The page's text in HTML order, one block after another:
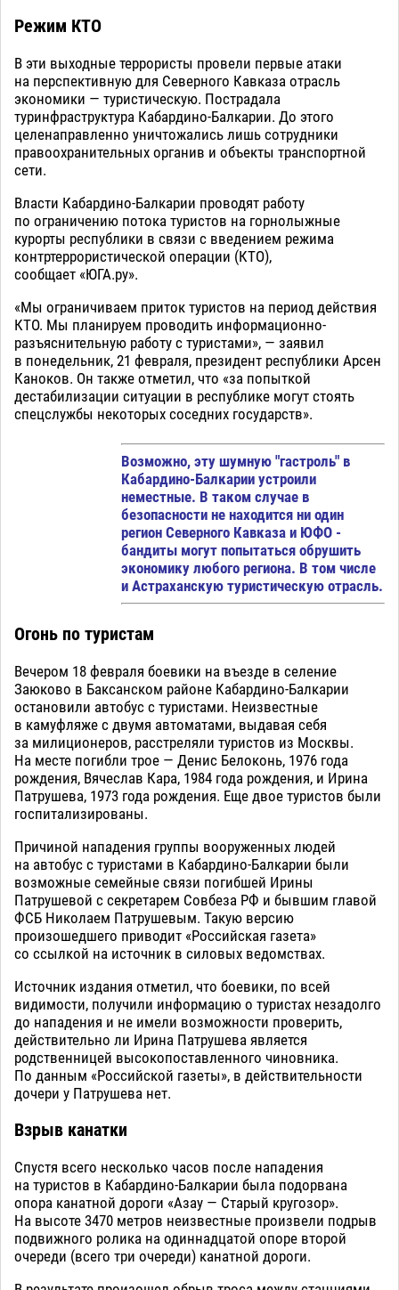
Режим КТО
В эти выходные террористы провели первые атаки
на перспективную для Северного Кавказа отрасль
экономики — туристическую. Пострадала
туринфраструктура Кабардино-Балкарии. До этого
целенаправленно уничтожались лишь сотрудники
правоохранительных органив и объекты транспортной
сети.
Власти Кабардино-Балкарии проводят работу
по ограничению потока туристов на горнолыжные
курорты республики в связи с введением режима
контртеррористической операции (КТО),
сообщает «ЮГА.ру».
«Мы ограничиваем приток туристов на период действия
КТО. Мы планируем проводить информационно-
разъяснительную работу с туристами», — заявил
в понедельник, 21 февраля, президент республики Арсен
Каноков. Он также отметил, что «за попыткой
дестабилизации ситуации в республике могут стоять
спецслужбы некоторых соседних государств».
Возможно, эту шумную "гастроль" в
Кабардино-Балкарии устроили
неместные. В таком случае в
безопасности не находится ни один
регион Северного Кавказа и ЮФО -
бандиты могут попытаться обрушить
экономику любого региона. В том числе
и Астраханскую туристическую отрасль.
Огонь по туристам
Вечером 18 февраля боевики на въезде в селение
Заюково в Баксанском районе Кабардино-Балкарии
остановили автобус с туристами. Неизвестные
в камуфляже с двумя автоматами, выдавая себя
за милиционеров, расстреляли туристов из Москвы.
На месте погибли трое — Денис Белоконь, 1976 года
рождения, Вячеслав Кара, 1984 года рождения, и Ирина
Патрушева, 1973 года рождения. Еще двое туристов были
госпитализированы.
Причиной нападения группы вооруженных людей
на автобус с туристами в Кабардино-Балкарии были
возможные семейные связи погибшей Ирины
Патрушевой с секретарем Совбеза РФ и бывшим главой
ФСБ Николаем Патрушевым. Такую версию
произошедшего приводит «Российская газета»
со ссылкой на источник в силовых ведомствах.
Источник издания отметил, что боевики, по всей
видимости, получили информацию о туристах незадолго
до нападения и не имели возможности проверить,
действительно ли Ирина Патрушева является
родственницей высокопоставленного чиновника.
По данным «Российской газеты», в действительности
дочери у Патрушева нет.
Взрыв канатки
Спустя всего несколько часов после нападения
на туристов в Кабардино-Балкарии была подорвана
опора канатной дороги «Азау — Старый кругозор».
На высоте 3470 метров неизвестные произвели подрыв
подвижного ролика на одиннадцатой опоре второй
очереди (всего три очереди) канатной дороги.